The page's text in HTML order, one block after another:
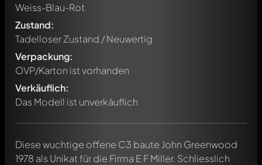
Weiss-Blau-Rot
Zustand:
Tadelloser Zustand / Neuwertig
Verpackung:
OVP/Karton ist vorhanden
Verkäuflich:
Das Modell ist unverkäuflich
Diese wuchtige offene C3 baute John Greenwood
1978 als Unikat für die Firma E F Miller. Schliesslich